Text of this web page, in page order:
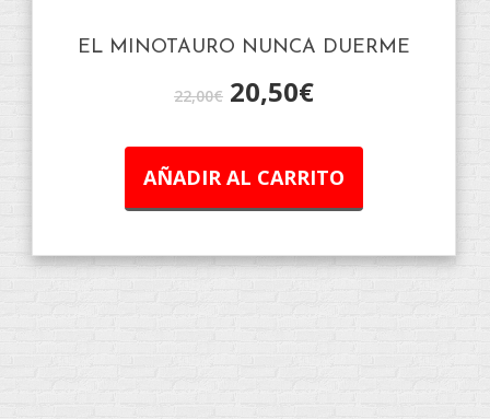
EL MINOTAURO NUNCA DUERME
22,00€ 20,50€
AÑADIR AL CARRITO